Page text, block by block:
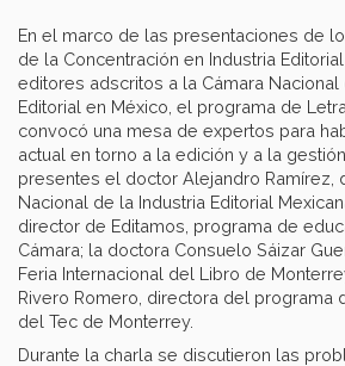
En el marco de las presentaciones de
de la Concentración en Industria
editores adscritos a la Cámara Nacional
Editorial en México, el programa de
convocó una mesa de expertos para
actual en torno a la edición y a la
presentes el doctor Alejandro Ramírez,
Nacional de la Industria Editorial
director de Editamos, programa de
Cámara; la doctora Consuelo Sáizar
Feria Internacional del Libro de
Rivero Romero, directora del programa
del Tec de Monterrey.
Durante la charla se discutieron las